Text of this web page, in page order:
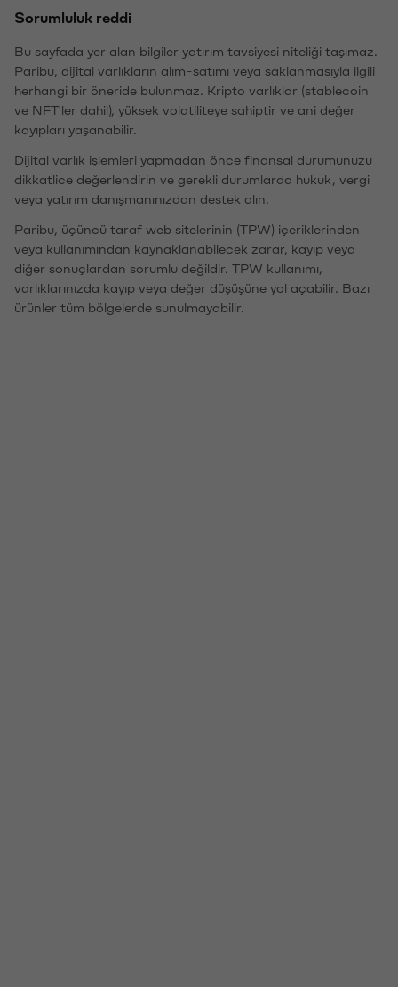
Sorumluluk reddi
Bu sayfada yer alan bilgiler yatırım tavsiyesi niteliği taşımaz.
Paribu, dijital varlıkların alım-satımı veya saklanmasıyla ilgili
herhangi bir öneride bulunmaz. Kripto varlıklar (stablecoin
ve NFT'ler dahil), yüksek volatiliteye sahiptir ve ani değer
kayıpları yaşanabilir.
Dijital varlık işlemleri yapmadan önce finansal durumunuzu
dikkatlice değerlendirin ve gerekli durumlarda hukuk, vergi
veya yatırım danışmanınızdan destek alın.
Paribu, üçüncü taraf web sitelerinin (TPW) içeriklerinden
veya kullanımından kaynaklanabilecek zarar, kayıp veya
diğer sonuçlardan sorumlu değildir. TPW kullanımı,
varlıklarınızda kayıp veya değer düşüşüne yol açabilir. Bazı
ürünler tüm bölgelerde sunulmayabilir.